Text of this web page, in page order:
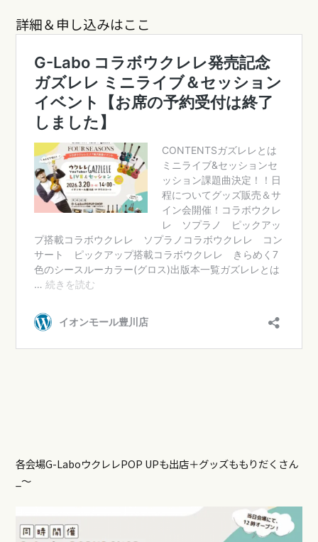
詳細＆申し込みはここ
各会場G-LaboウクレレPOP UPも出店＋グッズももりだくさん
_〜